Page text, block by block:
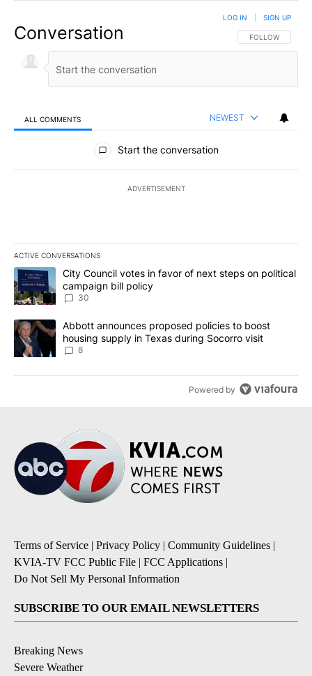
Conversation FOLLOW THIS
FOLLOW
LOG IN SIGN UP
ALL COMMENTS NEWEST
All Comments
Start the conversation
ADVERTISEMENT
ACTIVE CONVERSATIONS
The following is a list of the most commented articles in the last
A trending article titled "City Council votes in favor of next
City Council votes in favor of next steps on political
campaign bill policy
30
A trending article titled "Abbott announces proposed policies to
Abbott announces proposed policies to boost
housing supply in Texas during Socorro visit
8
Powered by
Terms of Service | Privacy Policy | Community Guidelines |
KVIA-TV FCC Public File | FCC Applications |
Do Not Sell My Personal Information
SUBSCRIBE TO OUR EMAIL NEWSLETTERS
Breaking News
Severe Weather